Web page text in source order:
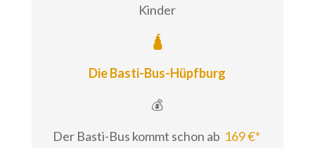
Kinder
🛕
Die Basti-Bus-Hüpfburg
💰
Der Basti-Bus kommt schon ab 169 €*